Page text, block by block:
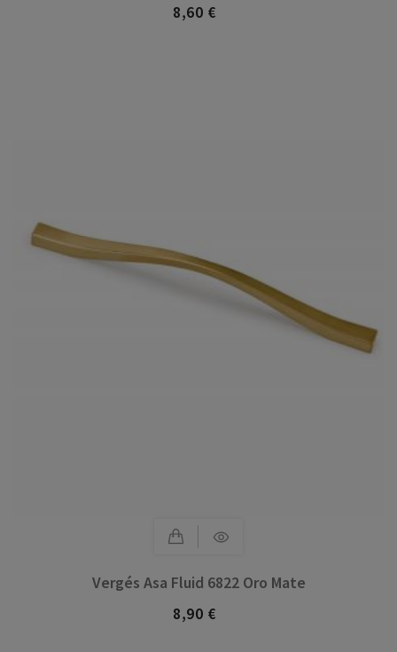
Precio
8,60 €
Vergés Asa Fluid 6822 Oro Mate
Precio
8,90 €